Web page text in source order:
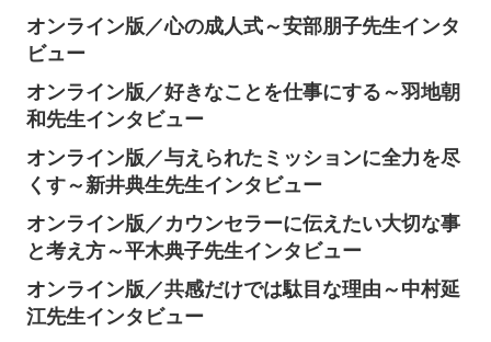
オンライン版／心の成人式～安部朋子先生インタ
ビュー
オンライン版／好きなことを仕事にする～羽地朝
和先生インタビュー
オンライン版／与えられたミッションに全力を尽
くす～新井典生先生インタビュー
オンライン版／カウンセラーに伝えたい大切な事
と考え方～平木典子先生インタビュー
オンライン版／共感だけでは駄目な理由～中村延
江先生インタビュー